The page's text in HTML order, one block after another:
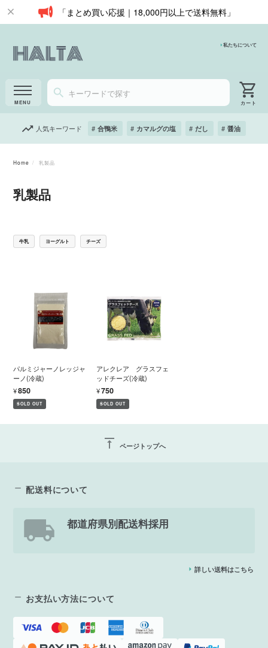
「まとめ買い応援｜18,000円以上で送料無料」
私たちについて
人気キーワード 合鴨米 カマルグの塩 だし 醤油
Home 乳製品
乳製品
牛乳 ヨーグルト チーズ
パルミジャーノレッジャ
ーノ(冷蔵)
¥850
SOLD OUT
アレクレア グラスフェ
ッドチーズ(冷蔵)
¥750
SOLD OUT
vertical_align_top ページトップへ
配送料について
都道府県別配送料採用
詳しい送料はこちら
お支払い方法について